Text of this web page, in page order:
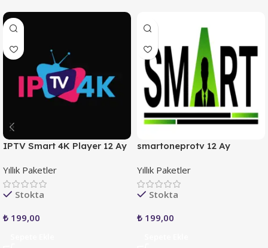
IPTV Smart 4K Player 12 Ay
Yıllık Paketler
Stokta
₺ 199,00
smartoneprotv 12 Ay
Yıllık Paketler
Stokta
₺ 199,00